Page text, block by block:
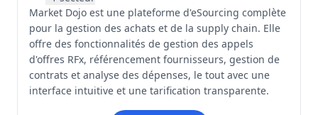
Market Dojo est une plateforme d'eSourcing complète
pour la gestion des achats et de la supply chain. Elle
offre des fonctionnalités de gestion des appels
d'offres RFx, référencement fournisseurs, gestion de
contrats et analyse des dépenses, le tout avec une
interface intuitive et une tarification transparente.